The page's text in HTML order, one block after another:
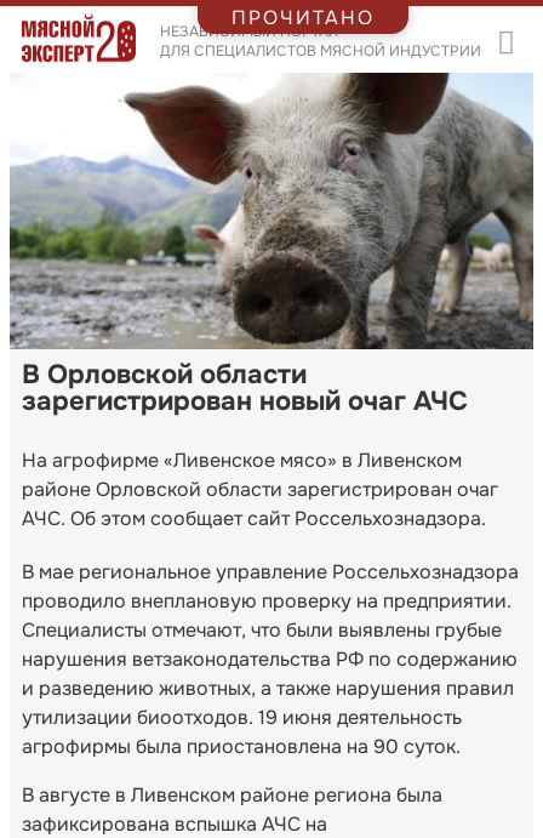
НЕЗАВИСИМЫЙ ПОРТАЛ
ДЛЯ СПЕЦИАЛИСТОВ МЯСНОЙ ИНДУСТРИИ
В Орловской области
зарегистрирован новый очаг АЧС
На агрофирме «Ливенское мясо» в Ливенском
районе Орловской области зарегистрирован очаг
АЧС. Об этом сообщает сайт Россельхознадзора.
В мае региональное управление Россельхознадзора
проводило внеплановую проверку на предприятии.
Специалисты отмечают, что были выявлены грубые
нарушения ветзаконодательства РФ по содержанию
и разведению животных, а также нарушения правил
утилизации биоотходов. 19 июня деятельность
агрофирмы была приостановлена на 90 суток.
В августе в Ливенском районе региона была
зафиксирована вспышка АЧС на
ПРОЧИТАНО